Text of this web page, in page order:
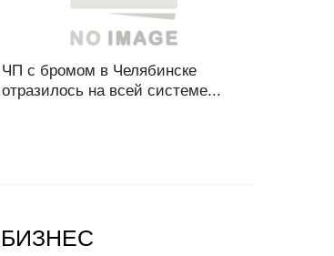
ЧП с бромом в Челябинске
отразилось на всей системе...
БИЗНЕС